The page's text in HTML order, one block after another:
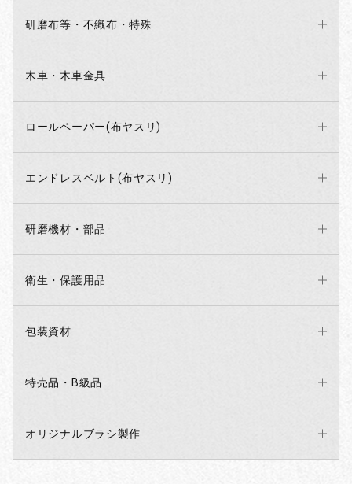
研磨布等・不織布・特殊
木車・木車金具
ロールペーパー(布ヤスリ)
エンドレスベルト(布ヤスリ)
研磨機材・部品
衛生・保護用品
包装資材
特売品・B級品
オリジナルブラシ製作